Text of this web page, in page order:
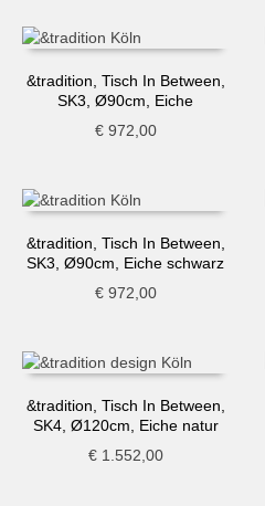
&tradition, Tisch In Between,
SK3, Ø90cm, Eiche
€972,00
&tradition, Tisch In Between,
SK3, Ø90cm, Eiche schwarz
€972,00
&tradition, Tisch In Between,
SK4, Ø120cm, Eiche natur
€1.552,00